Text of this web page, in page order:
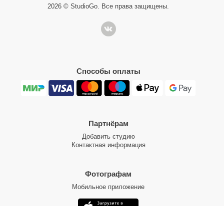
2026 © StudioGo. Все права защищены.
Способы оплаты
Партнёрам
Добавить студию
Контактная информация
Фотографам
Мобильное приложение